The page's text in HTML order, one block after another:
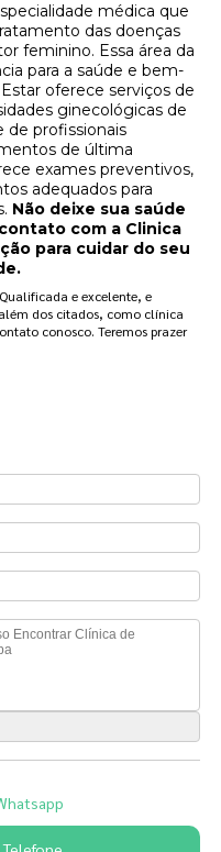
médica que
das doenças
feminino. Essa área da
para a saúde e bem-
oferece serviços de
ginecológicas de
de profissionais
de última
exames preventivos,
adequados para
Não deixe sua saúde
com a Clinica
para cuidar do seu
e excelente, e
dos citados, como clínica
conosco. Teremos prazer